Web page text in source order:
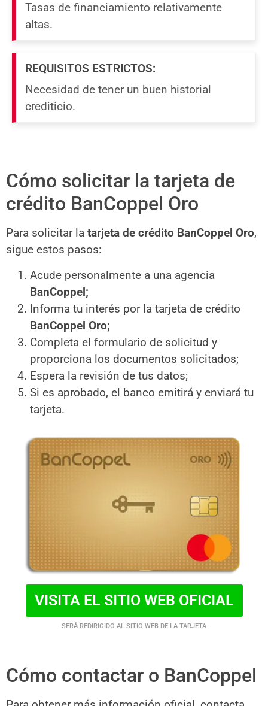
Tasas de financiamiento relativamente
altas.
REQUISITOS ESTRICTOS:
Necesidad de tener un buen historial
crediticio.
Cómo solicitar la tarjeta de
crédito BanCoppel Oro
Para solicitar la tarjeta de crédito BanCoppel Oro,
sigue estos pasos:
Acude personalmente a una agencia
BanCoppel;
Informa tu interés por la tarjeta de crédito
BanCoppel Oro;
Completa el formulario de solicitud y
proporciona los documentos solicitados;
Espera la revisión de tus datos;
Si es aprobado, el banco emitirá y enviará tu
tarjeta.
VISITA EL SITIO WEB OFICIAL
SERÁ REDIRIGIDO AL SITIO WEB DE LA TARJETA
Cómo contactar o BanCoppel